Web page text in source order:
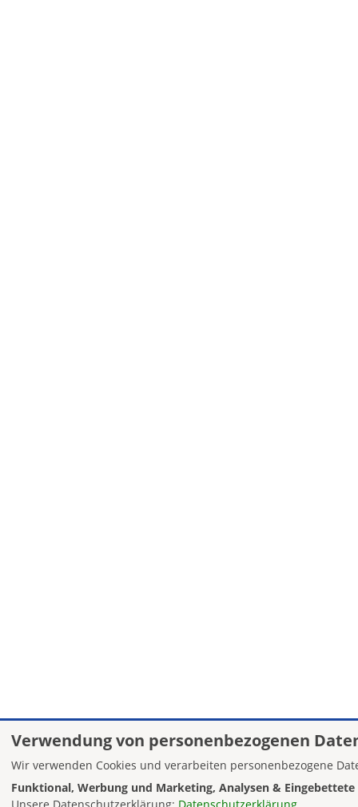
Verwendung von personenbezogenen
Wir verwenden Cookies und verarbeiten personenbezogene
Funktional, Werbung und Marketing, Analysen &